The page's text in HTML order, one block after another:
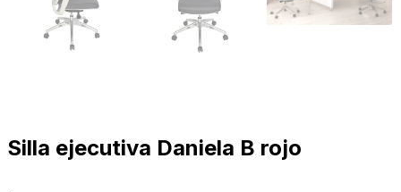
Silla ejecutiva Daniela B rojo